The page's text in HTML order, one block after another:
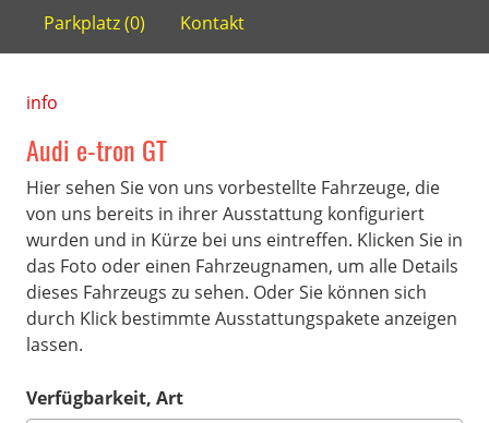
Parkplatz (0) Kontakt
info
Audi e-tron GT
Hier sehen Sie von uns vorbestellte Fahrzeuge, die
von uns bereits in ihrer Ausstattung konfiguriert
wurden und in Kürze bei uns eintreffen. Klicken Sie in
das Foto oder einen Fahrzeugnamen, um alle Details
dieses Fahrzeugs zu sehen. Oder Sie können sich
durch Klick bestimmte Ausstattungspakete anzeigen
lassen.
Verfügbarkeit, Art